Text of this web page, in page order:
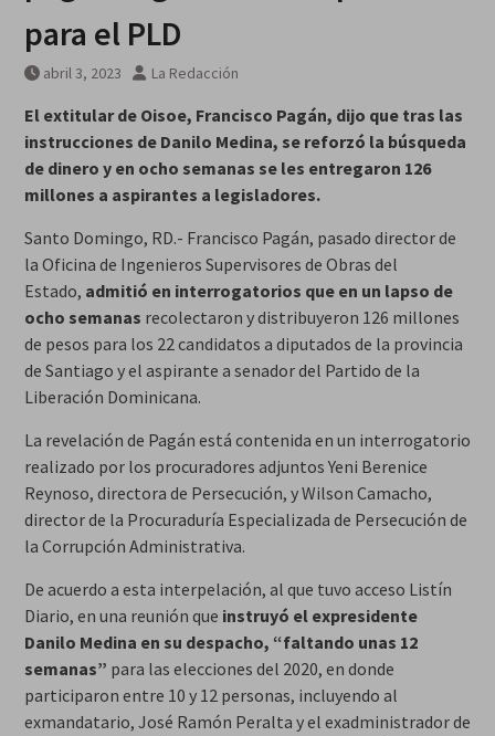
para el PLD
abril 3, 2023 La Redacción
El extitular de Oisoe, Francisco Pagán, dijo que tras las
instrucciones de Danilo Medina, se reforzó la búsqueda
de dinero y en ocho semanas se les entregaron 126
millones a aspirantes a legisladores.
Santo Domingo, RD.- Francisco Pagán, pasado director de
la Oficina de Ingenieros Supervisores de Obras del
Estado, admitió en interrogatorios que en un lapso de
ocho semanas recolectaron y distribuyeron 126 millones
de pesos para los 22 candidatos a diputados de la provincia
de Santiago y el aspirante a senador del Partido de la
Liberación Dominicana.
La revelación de Pagán está contenida en un interrogatorio
realizado por los procuradores adjuntos Yeni Berenice
Reynoso, directora de Persecución, y Wilson Camacho,
director de la Procuraduría Especializada de Persecución de
la Corrupción Administrativa.
De acuerdo a esta interpelación, al que tuvo acceso Listín
Diario, en una reunión que instruyó el expresidente
Danilo Medina en su despacho, “faltando unas 12
semanas” para las elecciones del 2020, en donde
participaron entre 10 y 12 personas, incluyendo al
exmandatario, José Ramón Peralta y el exadministrador de